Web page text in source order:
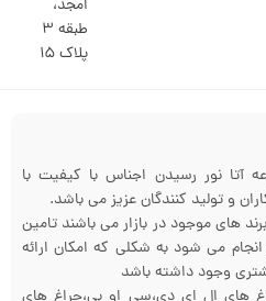
امجد،
طبقه ۳
پلاک ۱۵
نور رسیدن اجناس با کیفیت با
و تولید کنندگان عزیز می باشد.
های موجود در بازار می باشند تامین
می شود به شکلی که امکان ارائه
وجود داشته باشد